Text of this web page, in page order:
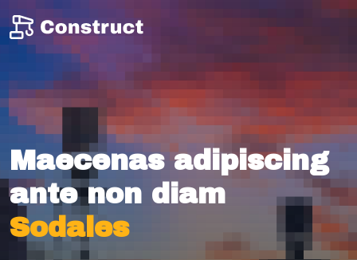
Maecenas adipiscing
ante non diam
Sodales